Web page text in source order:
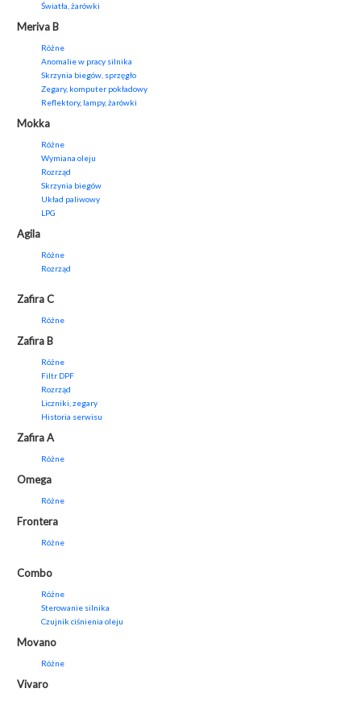
Światła, żarówki
Meriva B
Różne
Anomalie w pracy silnika
Skrzynia biegów, sprzęgło
Zegary, komputer pokładowy
Reflektory, lampy, żarówki
Mokka
Różne
Wymiana oleju
Rozrząd
Skrzynia biegów
Układ paliwowy
LPG
Agila
Różne
Rozrząd
Zafira C
Różne
Zafira B
Różne
Filtr DPF
Rozrząd
Liczniki, zegary
Historia serwisu
Zafira A
Różne
Omega
Różne
Frontera
Różne
Combo
Różne
Sterowanie silnika
Czujnik ciśnienia oleju
Movano
Różne
Vivaro